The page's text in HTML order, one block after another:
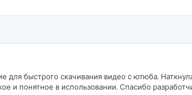
для быстрого скачивания видео с ютюба.
и понятное в использовании. Спасибо